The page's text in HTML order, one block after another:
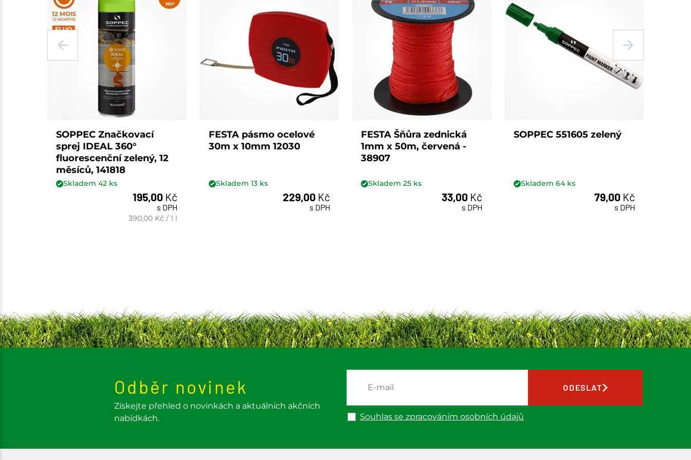
SOPPEC Značkovací
sprej IDEAL 360°
fluorescenční zelený, 12
měsíců, 141818
Skladem42 ks
195,00 Kč
s DPH
390,00 Kč /1 l
FESTA pásmo ocelové
30m x 10mm 12030
Skladem 13ks
229,00 Kč
s DPH
FESTA Šňůra zednická
1mm x 50m, červená -
38907
Skladem25 ks
33,00 Kč
s DPH
SOPPEC 551605 zelený
Skladem 64ks
79,00 Kč
s DPH
Odběr novinek
Získejte přehled o novinkách a aktuálních akčních
nabídkách.
Souhlas se zpracováním osobních údajů
ODESLAT